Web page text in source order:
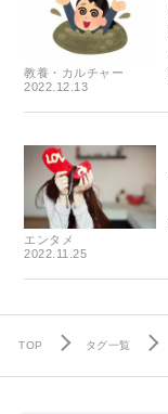
教養・カルチャー
2022.12.13
エンタメ
2022.11.25
TOP タグ一覧